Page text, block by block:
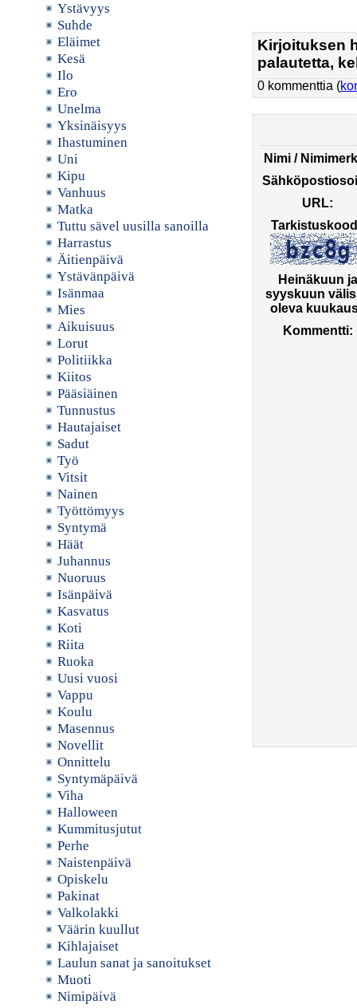
Ystävyys
Suhde
Eläimet
Kesä
Ilo
Ero
Unelma
Yksinäisyys
Ihastuminen
Uni
Kipu
Vanhuus
Matka
Tuttu sävel uusilla sanoilla
Harrastus
Äitienpäivä
Ystävänpäivä
Isänmaa
Mies
Aikuisuus
Lorut
Politiikka
Kiitos
Pääsiäinen
Tunnustus
Hautajaiset
Sadut
Työ
Vitsit
Nainen
Työttömyys
Syntymä
Häät
Juhannus
Nuoruus
Isänpäivä
Kasvatus
Koti
Riita
Ruoka
Uusi vuosi
Vappu
Koulu
Masennus
Novellit
Onnittelu
Syntymäpäivä
Viha
Halloween
Kummitusjutut
Perhe
Naistenpäivä
Opiskelu
Pakinat
Valkolakki
Väärin kuullut
Kihlajaiset
Laulun sanat ja sanoitukset
Muoti
Nimipäivä
Kirjoituksen
palautetta,
0 kommenttia (
Nimi /
URL:
Heinäkuun ja
syyskuun
oleva
Kommentti: